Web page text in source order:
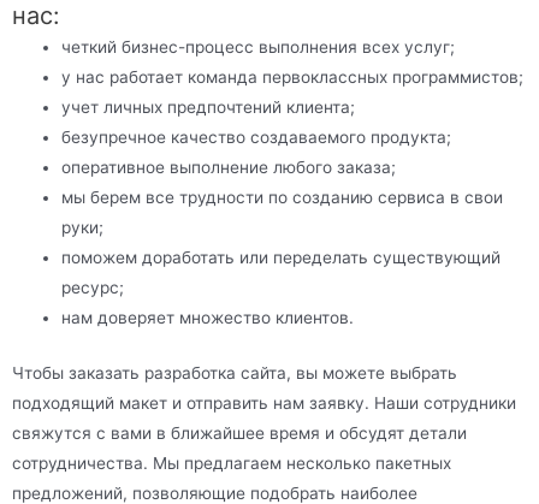
нас:
четкий бизнес-процесс выполнения всех услуг;
у нас работает команда первоклассных программистов;
учет личных предпочтений клиента;
безупречное качество создаваемого продукта;
оперативное выполнение любого заказа;
мы берем все трудности по созданию сервиса в свои
руки;
поможем доработать или переделать существующий
ресурс;
нам доверяет множество клиентов.
Чтобы заказать разработка сайта, вы можете выбрать
подходящий макет и отправить нам заявку. Наши сотрудники
свяжутся с вами в ближайшее время и обсудят детали
сотрудничества. Мы предлагаем несколько пакетных
предложений, позволяющие подобрать наиболее